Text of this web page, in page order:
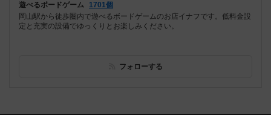
遊べるボードゲーム
1701個
岡山駅から徒歩圏内で遊べるボードゲームのお店イナフです。低料金設
定と充実の設備でゆっくりとお楽しみください。
フォローする